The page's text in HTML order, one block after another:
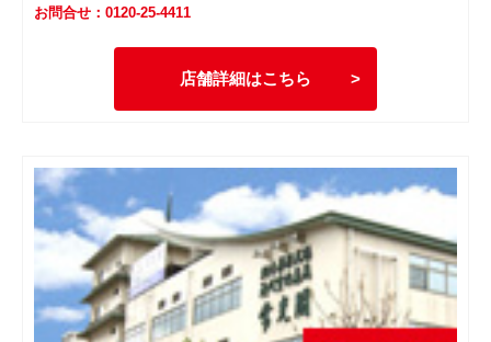
お問合せ：0120-25-4411
店舗詳細はこちら